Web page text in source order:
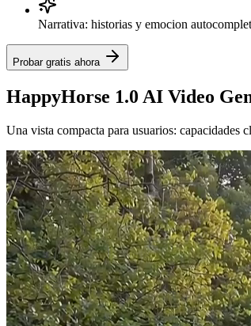
Narrativa: historias y emocion
Probar gratis ahora
HappyHorse 1.0 AI Video
Una vista compacta para usuarios: capacidades